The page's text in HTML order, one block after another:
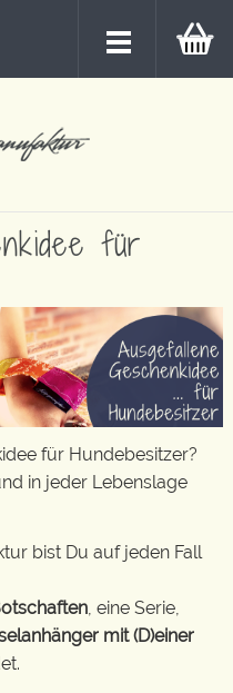
für
für Hundebesitzer?
in jeder Lebenslage
bist Du auf jeden Fall
, eine Serie,
mit (D)einer